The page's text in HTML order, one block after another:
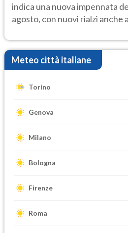
indica una nuova impennata
agosto, con nuovi rialzi anche
Meteo città italiane
Torino
Genova
Milano
Bologna
Firenze
Roma